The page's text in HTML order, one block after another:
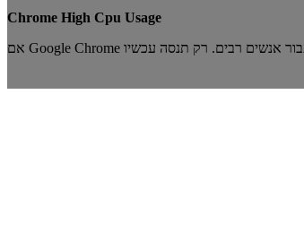
Chrome High Cpu Usage